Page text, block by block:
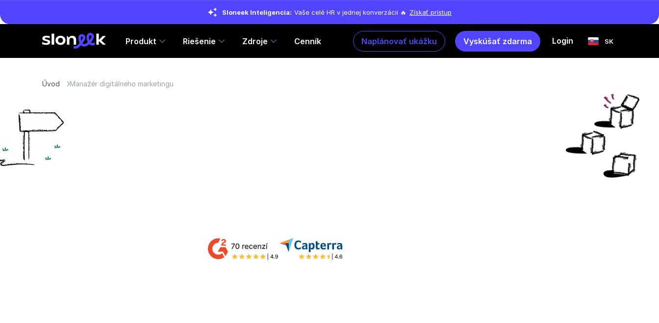
Sloneek Inteligencia: Vaše celé HR v jednej konverzácii 🔥 Získať prístup
Produkt Riešenie Zdroje Cenník Naplánovať ukážku Vyskúšať zdarma Login SK
Úvod Manažér digitálneho marketingu